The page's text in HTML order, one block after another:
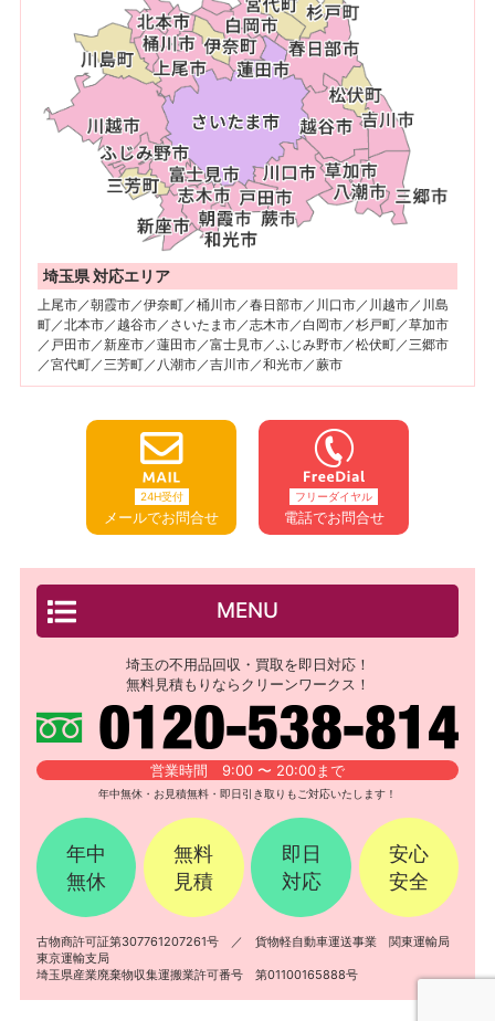
埼玉県 対応エリア
上尾市／朝霞市／伊奈町／桶川市／春日部市／川口市／川越市／川島
町／北本市／越谷市／さいたま市／志木市／白岡市／杉戸町／草加市
／戸田市／新座市／蓮田市／富士見市／ふじみ野市／松伏町／三郷市
／宮代町／三芳町／八潮市／吉川市／和光市／蕨市
24H受付
メールでお問合せ
フリーダイヤル
電話でお問合せ
MENU
埼玉の不用品回収・買取を即日対応！
無料見積もりならクリーンワークス！
営業時間 9:00 〜 20:00まで
年中無休・お見積無料・即日引き取りもご対応いたします！
年中
無休
無料
見積
即日
対応
安心
安全
古物商許可証第307761207261号 ／ 貨物軽自動車運送事業 関東運輸局
東京運輸支局
埼玉県産業廃棄物収集運搬業許可番号 第01100165888号